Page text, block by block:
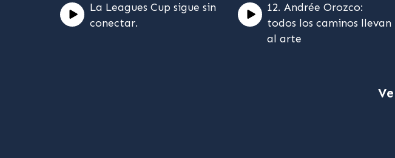
La Leagues Cup sigue sin
conectar.
12. Andrée Orozco:
todos los caminos llevan
al arte